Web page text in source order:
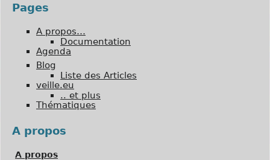
Pages
A propos…
Documentation
Agenda
Blog
Liste des Articles
veille.eu
.. et plus
Thématiques
A propos
A propos